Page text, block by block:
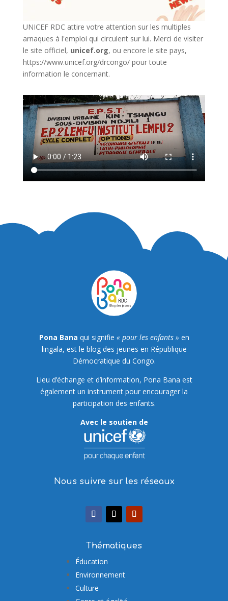
UNICEF RDC attire votre attention sur les multiples
arnaques à l'emploi qui circulent sur lui. Merci de visiter
le site officiel, unicef.org, ou encore le site pays,
https://www.unicef.org/drcongo/pour toute
information le concernant.
Pona Bana qui signifie « pour les enfants » en
lingala, est le blog des jeunes en République
Démocratique du Congo.
Lieu d’échange et d’information, Pona Bana est
également un instrument pour encourager la
participation des enfants.
Avec le soutien de
Nous suivre sur les réseaux
Thématiques
Éducation
Environnement
Culture